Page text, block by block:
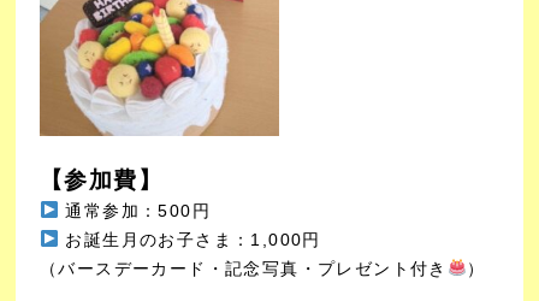
【参加費】
通常参加：500円
お誕生月のお子さま：1,000円
（バースデーカード・記念写真・プレゼント付き ）